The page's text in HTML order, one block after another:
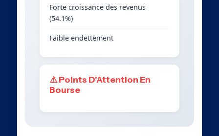
Forte croissance des revenus
(54.1%)
Faible endettement
⚠️ Points D’Attention En
Bourse